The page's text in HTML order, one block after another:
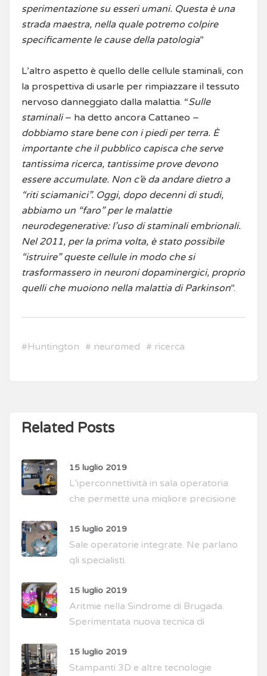
sperimentazione su esseri umani. Questa è una
strada maestra, nella quale potremo colpire
specificamente le cause della patologia”
L’altro aspetto è quello delle cellule staminali, con
la prospettiva di usarle per rimpiazzare il tessuto
nervoso danneggiato dalla malattia. “Sulle
staminali– ha detto ancora Cattaneo –
dobbiamo stare bene con i piedi per terra. È
importante che il pubblico capisca che serve
tantissima ricerca, tantissime prove devono
essere accumulate. Non c’è da andare dietro a
“riti sciamanici”. Oggi, dopo decenni di studi,
abbiamo un “faro” per le malattie
neurodegenerative: l’uso di staminali embrionali.
Nel 2011, per la prima volta, è stato possibile
“istruire” queste cellule in modo che si
trasformassero in neuroni dopaminergici, proprio
quelli che muoiono nella malattia di Parkinson”.
#Huntington # neuromed # ricerca
Related Posts
15 luglio 2019
L’iperconnettività in sala operatoria
che permette una migliore precisione
15 luglio 2019
Sale operatorie integrate. Ne parlano
gli specialisti.
15 luglio 2019
Aritmie nella Sindrome di Brugada.
Sperimentata nuova tecnica di
15 luglio 2019
Stampanti 3D e altre tecnologie